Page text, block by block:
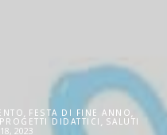
FESTA DI FINE ANNO
PROGETTI DIDATTICI SALUTI
2023